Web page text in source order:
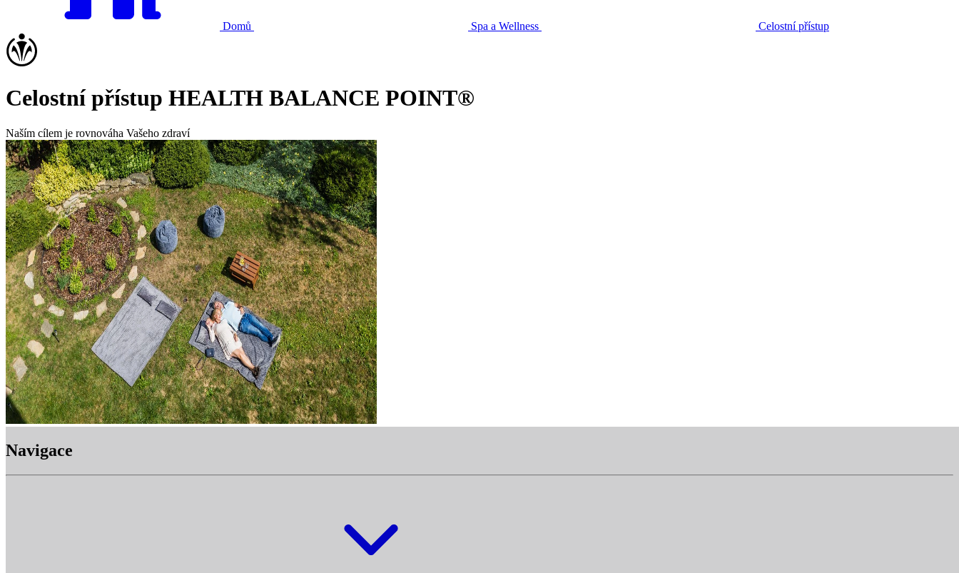
Domů Spa a Wellness Celostní přístup
Celostní přístup HEALTH BALANCE POINT®
Naším cílem je rovnováha Vašeho zdraví
Navigace